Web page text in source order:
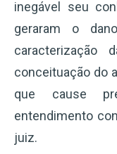
inegável seu
geraram o
conceituação do
que cause
entendimento
juiz.